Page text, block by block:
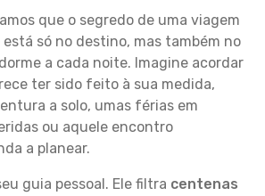
que o segredo de uma viagem
só no destino, mas também no
a cada noite. Imagine acordar
ter sido feito à sua medida,
a solo, umas férias em
ou aquele encontro
a planear.
guia pessoal. Ele filtra centenas